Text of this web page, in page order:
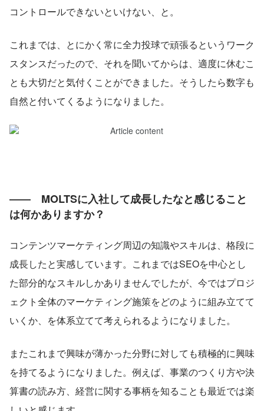
コントロールできないといけない、と。
これまでは、とにかく常に全力投球で頑張るというワーク
スタンスだったので、それを聞いてからは、適度に休むこ
とも大切だと気付くことができました。そうしたら数字も
自然と付いてくるようになりました。
――　MOLTSに入社して成長したなと感じること
は何かありますか？
コンテンツマーケティング周辺の知識やスキルは、格段に
成長したと実感しています。これまではSEOを中心とし
た部分的なスキルしかありませんでしたが、今ではプロジ
ェクト全体のマーケティング施策をどのように組み立てて
いくか、を体系立てて考えられるようになりました。
またこれまで興味が薄かった分野に対しても積極的に興味
を持てるようになりました。例えば、事業のつくり方や決
算書の読み方、経営に関する事柄を知ることも最近では楽